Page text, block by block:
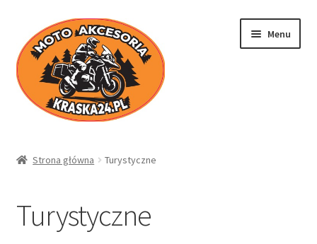
Przejdź
do
nawigacji
Przejdź
do
treści
Menu
Koszyk
Strona główna Turystyczne
Turystyczne